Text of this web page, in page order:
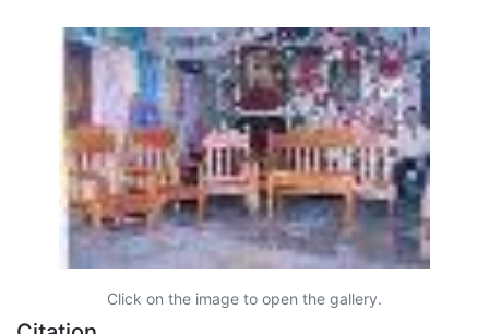
Click on the image to open the gallery.